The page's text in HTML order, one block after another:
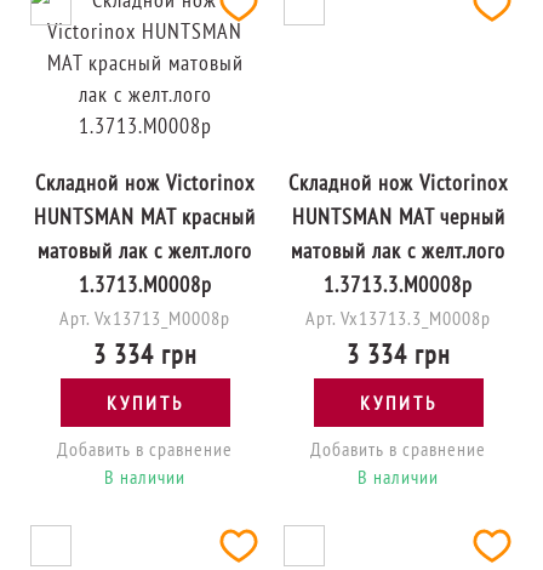
Складной нож Victorinox
HUNTSMAN MAT красный
матовый лак с желт.лого
1.3713.M0008p
Арт. Vx13713_M0008p
3 334 грн
КУПИТЬ
Добавить в сравнение
В наличии
Складной нож Victorinox
HUNTSMAN MAT черный
матовый лак с желт.лого
1.3713.3.M0008p
Арт. Vx13713.3_M0008p
3 334 грн
КУПИТЬ
Добавить в сравнение
В наличии